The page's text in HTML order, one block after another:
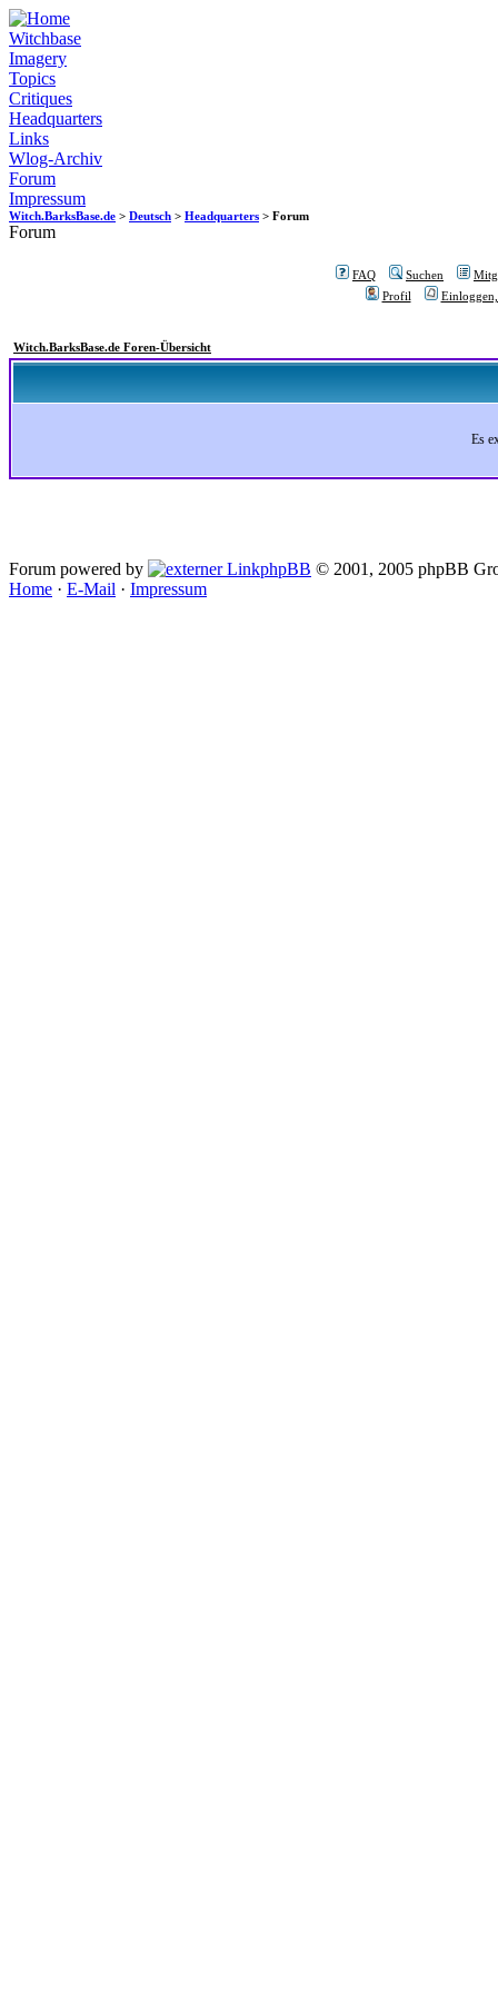
Witchbase
Imagery
Topics
Critiques
Headquarters
Links
Wlog-Archiv
Forum
Impressum
Witch.BarksBase.de > Deutsch > Headquarters > Forum
Forum
FAQ Suchen
Profil
Witch.BarksBase.de Foren-Übersicht
Es
Forum powered by phpBB © 2001, 2005 phpBB
Home · E-Mail · Impressum